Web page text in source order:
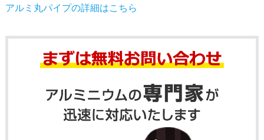
アルミ丸パイプの詳細はこちら